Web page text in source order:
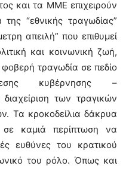
και τα ΜΜΕ επιχειρούν
“εθνικής τραγωδίας”
απειλή” που επιθυμεί
και κοινωνική ζωή,
τραγωδία σε πεδίο
κυβέρνησης –
των τραγικών
Τα κροκοδείλια δάκρυα
καμιά περίπτωση να
ευθύνες του κρατικού
του ρόλο. Όπως και